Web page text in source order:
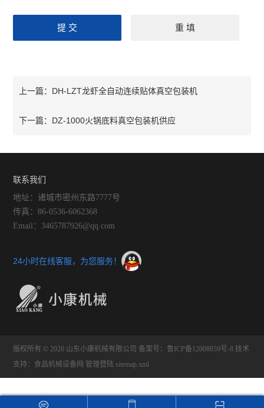
上一篇： DH-LZT龙虾全自动连续贴体真空包装机
下一篇： DZ-1000火锅底料真空包装机供应
联系我们
地址：诸城市密州东路7777号
传真：86-0536-6062368
Email：3465787926@qq.com
24小时在线客服，为您服务！
版权所有 © 2026 山东小康机械有限公司 备案号：鲁ICP备12008859号-8 技术
支持： 食品机械设备网 管理登陆 sitemap.xml